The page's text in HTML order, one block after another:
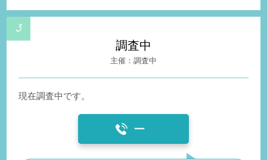
調査中
調査中
現在調査中です。
ー